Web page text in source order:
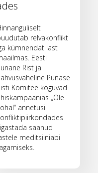
relvakonflikt
kümnendat last
Eesti
Rist ja
Punase
Komitee koguvad
„Ole
annetusi
saanud
meditsiiniabi